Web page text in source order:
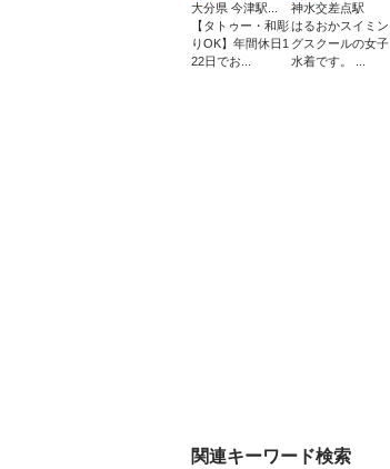
大分県 今津駅...
【タトゥー・和彫
りOK】年間休日1
22日でお...
神水交差点駅
はるおかスイミン
グスクールの女子
水着です。 ...
関連キーワード検索